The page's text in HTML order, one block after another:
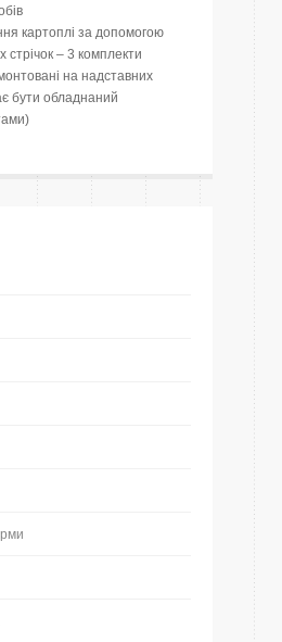
картоплі за допомогою
стрічок – 3 комплекти
на надставних
бути обладнаний